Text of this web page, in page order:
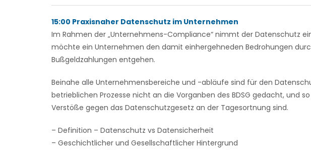
15:00 Praxisnaher Datenschutz im Unternehmen
Im Rahmen der „Unternehmens-Compliance“ nimmt der Datenschutz
möchte ein Unternehmen den damit einhergehneden Bedrohungen
Bußgeldzahlungen entgehen.
Beinahe alle Unternehmensbereiche und -abläufe sind für den
betrieblichen Prozesse nicht an die Vorganben des BDSG gedacht, und
Verstöße gegen das Datenschutzgesetz an der Tagesortnung sind.
– Definition – Datenschutz vs Datensicherheit
– Geschichtlicher und Gesellschaftlicher Hintergrund